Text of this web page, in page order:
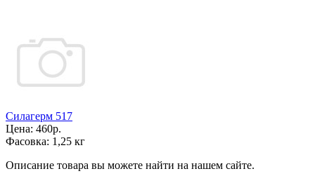
Силагерм 517
Цена: 460р.
Фасовка: 1,25 кг
Описание товара вы можете найти на нашем сайте.